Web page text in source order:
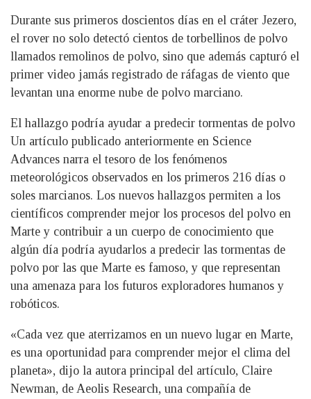
Durante sus primeros doscientos días en el cráter Jezero,
el rover no solo detectó cientos de torbellinos de polvo
llamados remolinos de polvo, sino que además capturó el
primer video jamás registrado de ráfagas de viento que
levantan una enorme nube de polvo marciano.
El hallazgo podría ayudar a predecir tormentas de polvo
Un artículo publicado anteriormente en Science
Advances narra el tesoro de los fenómenos
meteorológicos observados en los primeros 216 días o
soles marcianos. Los nuevos hallazgos permiten a los
científicos comprender mejor los procesos del polvo en
Marte y contribuir a un cuerpo de conocimiento que
algún día podría ayudarlos a predecir las tormentas de
polvo por las que Marte es famoso, y que representan
una amenaza para los futuros exploradores humanos y
robóticos.
«Cada vez que aterrizamos en un nuevo lugar en Marte,
es una oportunidad para comprender mejor el clima del
planeta», dijo la autora principal del artículo, Claire
Newman, de Aeolis Research, una compañía de